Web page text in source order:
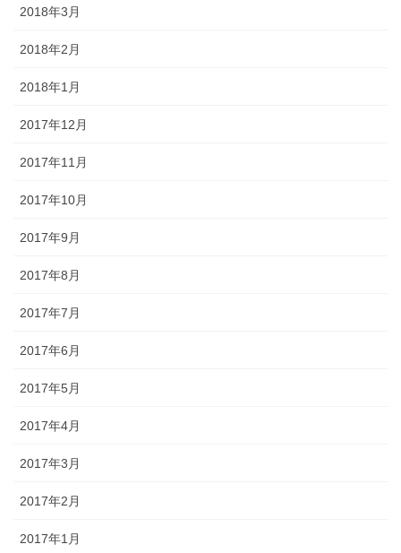
2018年3月
2018年2月
2018年1月
2017年12月
2017年11月
2017年10月
2017年9月
2017年8月
2017年7月
2017年6月
2017年5月
2017年4月
2017年3月
2017年2月
2017年1月